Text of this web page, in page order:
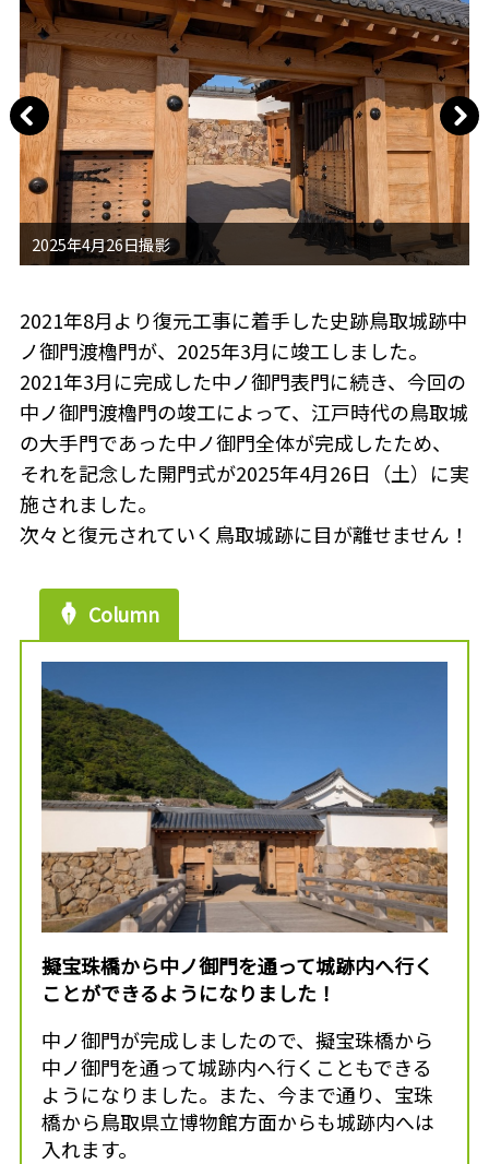
2021年8月より復元工事に着手した史跡鳥取城跡中
ノ御門渡櫓門が、2025年3月に竣工しました。
2021年3月に完成した中ノ御門表門に続き、今回の
中ノ御門渡櫓門の竣工によって、江戸時代の鳥取城
の大手門であった中ノ御門全体が完成したため、
それを記念した開門式が2025年4月26日（土）に実
施されました。
次々と復元されていく鳥取城跡に目が離せません！
Column
擬宝珠橋から中ノ御門を通って城跡内へ行く
ことができるようになりました！
中ノ御門が完成しましたので、擬宝珠橋から
中ノ御門を通って城跡内へ行くこともできる
ようになりました。また、今まで通り、宝珠
橋から鳥取県立博物館方面からも城跡内へは
入れます。